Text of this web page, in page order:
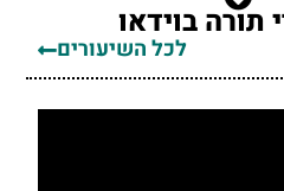
תורה בוידאו
לכל השיעורים